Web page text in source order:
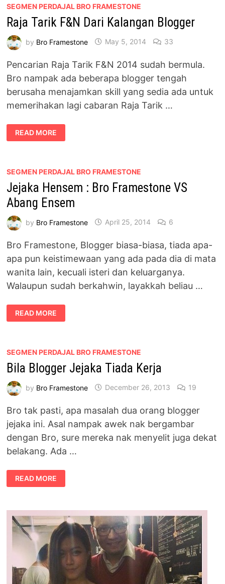
KITA
SEGMEN PERDAJAL BRO FRAMESTONE
Raja Tarik F&N Dari Kalangan Blogger
by Bro Framestone May 5, 2014 33
Pencarian Raja Tarik F&N 2014 sudah bermula.
Bro nampak ada beberapa blogger tengah
berusaha menajamkan skill yang sedia ada untuk
memerihakan lagi cabaran Raja Tarik …
RAJA
TARIK
F&N
READ MORE
SEGMEN PERDAJAL BRO FRAMESTONE
Jejaka Hensem : Bro Framestone VS
Abang Ensem
by Bro Framestone April 25, 2014 6
Bro Framestone, Blogger biasa-biasa, tiada apa-
apa pun keistimewaan yang ada pada dia di mata
wanita lain, kecuali isteri dan keluarganya.
Walaupun sudah berkahwin, layakkah beliau …
JEJAKA
HENSEM
:
ABANG
READ MORE
SEGMEN PERDAJAL BRO FRAMESTONE
Bila Blogger Jejaka Tiada Kerja
by Bro Framestone December 26, 2013 19
Bro tak pasti, apa masalah dua orang blogger
jejaka ini. Asal nampak awek nak bergambar
dengan Bro, sure mereka nak menyelit juga dekat
belakang. Ada …
BILA
BLOGGER
JEJAKA
READ MORE